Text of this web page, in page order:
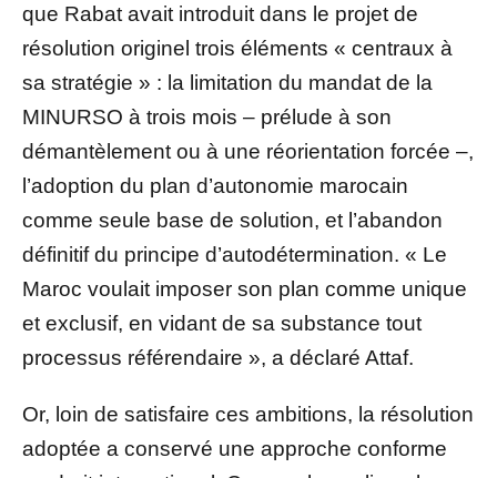
que Rabat avait introduit dans le projet de
résolution originel trois éléments « centraux à
sa stratégie » : la limitation du mandat de la
MINURSO à trois mois – prélude à son
démantèlement ou à une réorientation forcée –,
l’adoption du plan d’autonomie marocain
comme seule base de solution, et l’abandon
définitif du principe d’autodétermination. « Le
Maroc voulait imposer son plan comme unique
et exclusif, en vidant de sa substance tout
processus référendaire », a déclaré Attaf.
Or, loin de satisfaire ces ambitions, la résolution
adoptée a conservé une approche conforme